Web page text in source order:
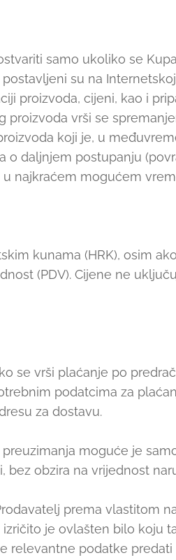
samo ukoliko se
su na
proizvoda, cijeni, kao i
proizvoda vrši se
koji je, u
o daljnjem postupanju
najkraćem mogućem
kunama (HRK), osim
(PDV). Cijene ne
se vrši plaćanje po
podatcima za
za dostavu.
moguće je
bez obzira na vrijednost
prema vlastitom
je ovlašten bilo koju
relevantne podatke